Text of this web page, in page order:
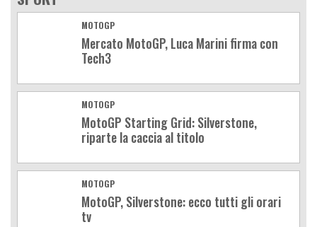
MOTOGP
Mercato MotoGP, Luca Marini firma con
Tech3
MOTOGP
MotoGP Starting Grid: Silverstone,
riparte la caccia al titolo
MOTOGP
MotoGP, Silverstone: ecco tutti gli orari
tv